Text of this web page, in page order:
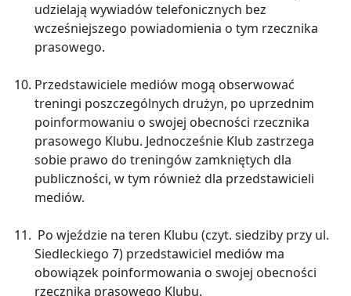
udzielają wywiadów telefonicznych bez
wcześniejszego powiadomienia o tym rzecznika
prasowego.
Przedstawiciele mediów mogą obserwować
treningi poszczególnych drużyn, po uprzednim
poinformowaniu o swojej obecności rzecznika
prasowego Klubu. Jednocześnie Klub zastrzega
sobie prawo do treningów zamkniętych dla
publiczności, w tym również dla przedstawicieli
mediów.
Po wjeździe na teren Klubu (czyt. siedziby przy ul.
Siedleckiego 7) przedstawiciel mediów ma
obowiązek poinformowania o swojej obecności
rzecznika prasowego Klubu.